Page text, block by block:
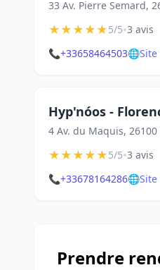
33 Av. Pierre Semard,
★★★★★5/5•3 avis
📞+33658464503🌐Site
Hyp'nóos -
4 Av. du Maquis,
★★★★★5/5•3 avis
📞+33678164286🌐Site
Prendre